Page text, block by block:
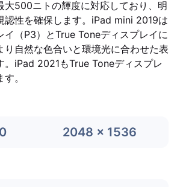
大500ニトの輝度に対応しており、明
認性を確保します。iPad mini 2019は
イ（P3）とTrue Toneディスプレイに
り自然な色合いと環境光に合わせた表
。iPad 2021もTrue Toneディスプレ
。
2048 x 1536